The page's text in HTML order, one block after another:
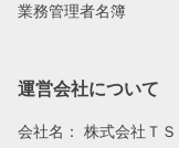
業務管理者名簿
運営会社について
会社名： 株式会社ＴＳ